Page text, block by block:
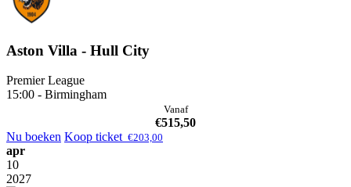
Aston Villa - Hull City
Premier League
15:00 - Birmingham
Vanaf
€515,50
Nu boeken Koop ticket €203,00
apr
10
2027